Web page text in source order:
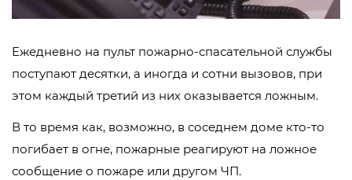
Ежедневно на пульт пожарно-спасательной службы
поступают десятки, а иногда и сотни вызовов, при
этом каждый третий из них оказывается ложным.
В то время как, возможно, в соседнем доме кто-то
погибает в огне, пожарные реагируют на ложное
сообщение о пожаре или другом ЧП.